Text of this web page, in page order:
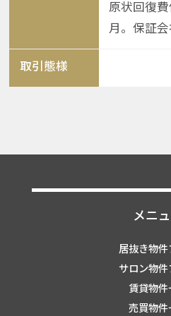
原状回復
月。保証会
取引態様
メニ
居抜き物件
サロン物件
賃貸物
売買物件